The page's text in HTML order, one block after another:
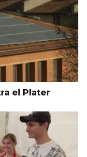
el Plater